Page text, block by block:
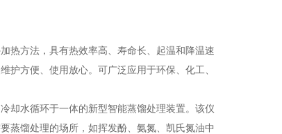
热方法，具有热效率高、寿命长、起温和降温速
护方便、使用放心。可广泛应用于环保、化工、
却水循环于一体的新型智能蒸馏处理装置。该仪
蒸馏处理的场所，如挥发酚、氨氮、凯氏氮油中